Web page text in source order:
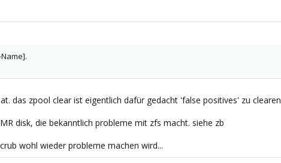
das zpool clear ist eigentlich dafür gedacht 'false positives' zu clearen
disk, die bekanntlich probleme mit zfs macht. siehe zb
wohl wieder probleme machen wird...